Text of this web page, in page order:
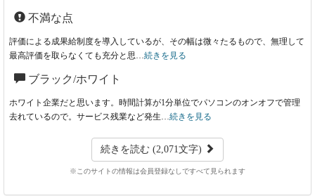
不満な点
評価による成果給制度を導入しているが、その幅は微々たるもので、無理して
最高評価を取らなくても充分と思… 続きを見る
ブラック/ホワイト
ホワイト企業だと思います。時間計算が1分単位でパソコンのオンオフで管理
去れているので。サービス残業など発生… 続きを見る
続きを読む (2,071文字)
※このサイトの情報は会員登録なしですべて見られます